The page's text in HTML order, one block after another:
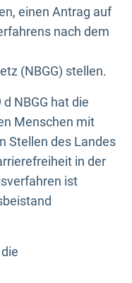
einen Antrag auf
nach dem
(NBGG) stellen.
NBGG hat die
Menschen mit
Stellen des Landes
in der
ist